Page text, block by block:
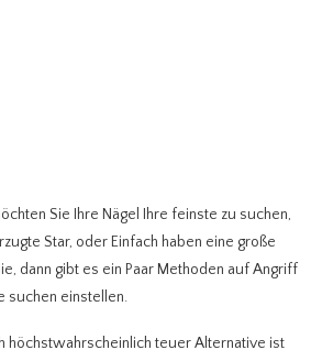
Sie Ihre Nägel Ihre feinste zu suchen,
Star, oder Einfach haben eine große
dann gibt es ein Paar Methoden auf Angriff
suchen einstellen.
höchstwahrscheinlich teuer Alternative ist